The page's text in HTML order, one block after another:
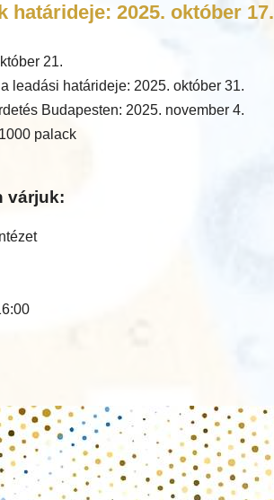
határideje: 2025. október 17.
21.
leadási határideje: 2025. október 31.
Budapesten: 2025. november 4.
palack
várjuk: